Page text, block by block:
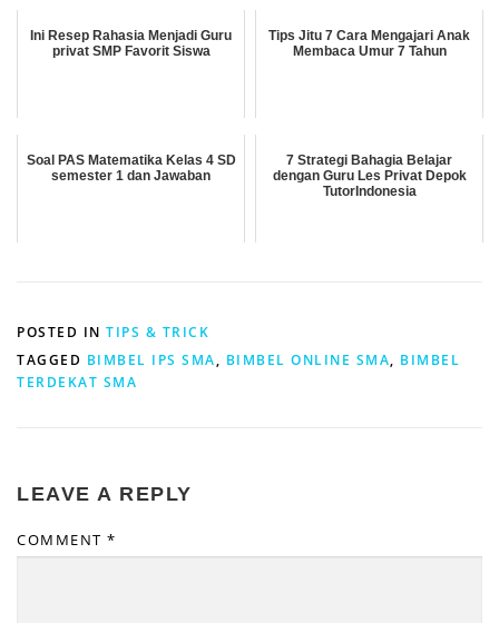
Ini Resep Rahasia Menjadi Guru
privat SMP Favorit Siswa
Tips Jitu 7 Cara Mengajari Anak
Membaca Umur 7 Tahun
Soal PAS Matematika Kelas 4 SD
semester 1 dan Jawaban
7 Strategi Bahagia Belajar
dengan Guru Les Privat Depok
TutorIndonesia
POSTED IN TIPS & TRICK
TAGGED BIMBEL IPS SMA, BIMBEL ONLINE SMA, BIMBEL
TERDEKAT SMA
LEAVE A REPLY
COMMENT *